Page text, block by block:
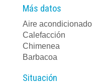
Más datos
Aire acondicionado
Calefacción
Chimenea
Barbacoa
Situación